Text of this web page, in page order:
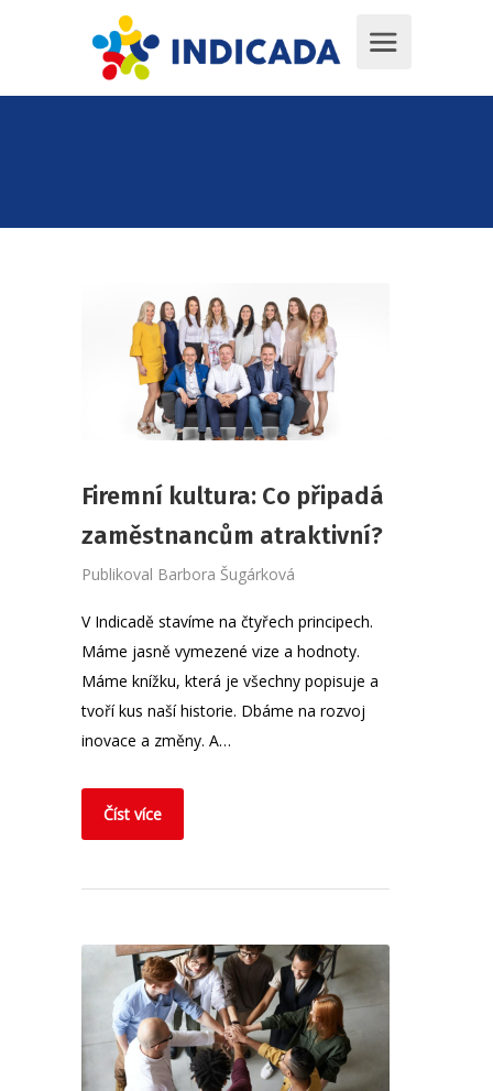
Firemní kultura: Co připadá
zaměstnancům atraktivní?
Publikoval Barbora Šugárková
V Indicadě stavíme na čtyřech principech.
Máme jasně vymezené vize a hodnoty.
Máme knížku, která je všechny popisuje a
tvoří kus naší historie. Dbáme na rozvoj
inovace a změny. A…
Číst více